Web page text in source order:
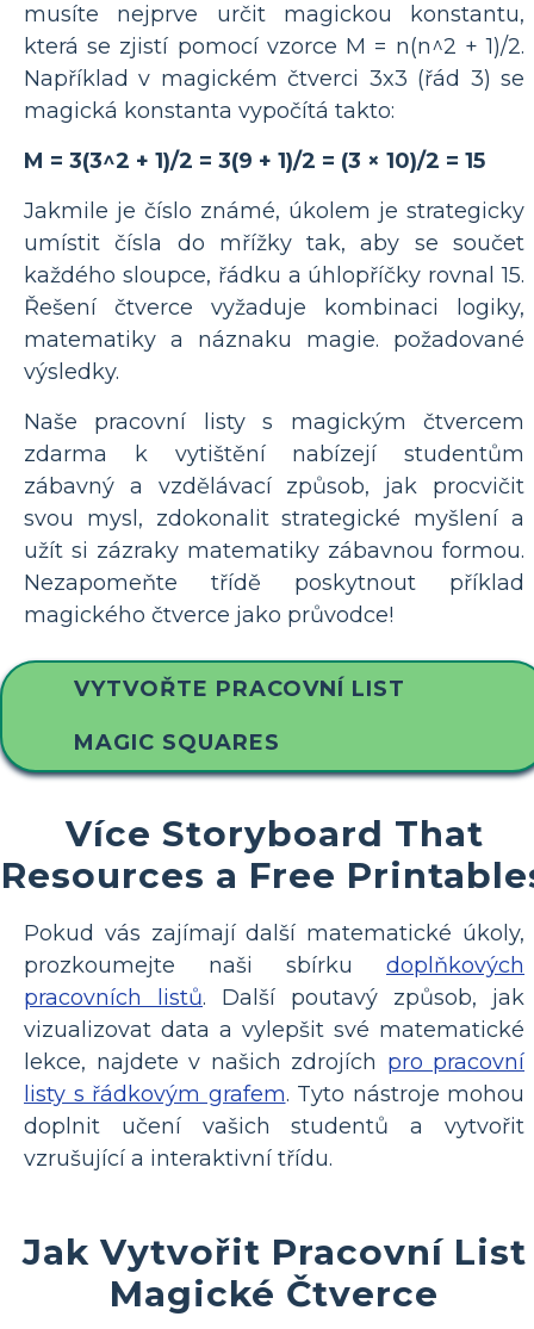
musíte nejprve určit magickou konstantu,
která se zjistí pomocí vzorce M = n(n^2 + 1)/2.
Například v magickém čtverci 3x3 (řád 3) se
magická konstanta vypočítá takto:
M = 3(3^2 + 1)/2 = 3(9 + 1)/2 = (3 × 10)/2 = 15
Jakmile je číslo známé, úkolem je strategicky
umístit čísla do mřížky tak, aby se součet
každého sloupce, řádku a úhlopříčky rovnal 15.
Řešení čtverce vyžaduje kombinaci logiky,
matematiky a náznaku magie. požadované
výsledky.
Naše pracovní listy s magickým čtvercem
zdarma k vytištění nabízejí studentům
zábavný a vzdělávací způsob, jak procvičit
svou mysl, zdokonalit strategické myšlení a
užít si zázraky matematiky zábavnou formou.
Nezapomeňte třídě poskytnout příklad
magického čtverce jako průvodce!
VYTVOŘTE PRACOVNÍ LIST
MAGIC SQUARES
Více Storyboard That
Resources a Free
Pokud vás zajímají další matematické úkoly,
prozkoumejte naši sbírku doplňkových
pracovních listů. Další poutavý způsob, jak
vizualizovat data a vylepšit své matematické
lekce, najdete v našich zdrojích pro pracovní
listy s řádkovým grafem. Tyto nástroje mohou
doplnit učení vašich studentů a vytvořit
vzrušující a interaktivní třídu.
Jak Vytvořit Pracovní List
Magické Čtverce